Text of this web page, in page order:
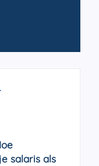
salaris als